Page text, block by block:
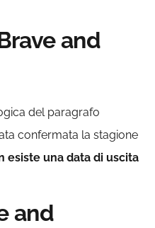
and
del paragrafo
confermata la stagione
esiste una data di uscita
and